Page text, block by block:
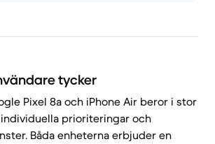
tycker
Pixel 8a och iPhone Air beror i stor
prioriteringar och
Båda enheterna erbjuder en